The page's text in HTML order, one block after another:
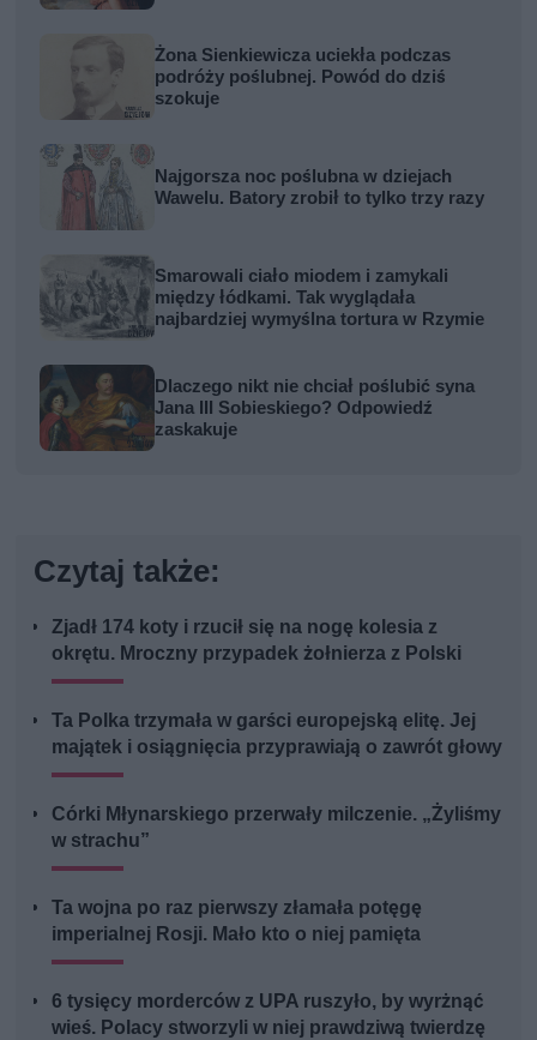
Żona Sienkiewicza uciekła podczas
podróży poślubnej. Powód do dziś
szokuje
Najgorsza noc poślubna w dziejach
Wawelu. Batory zrobił to tylko trzy razy
Smarowali ciało miodem i zamykali
między łódkami. Tak wyglądała
najbardziej wymyślna tortura w Rzymie
Dlaczego nikt nie chciał poślubić syna
Jana III Sobieskiego? Odpowiedź
zaskakuje
Czytaj także:
Zjadł 174 koty i rzucił się na nogę kolesia z
okrętu. Mroczny przypadek żołnierza z Polski
Ta Polka trzymała w garści europejską elitę. Jej
majątek i osiągnięcia przyprawiają o zawrót głowy
Córki Młynarskiego przerwały milczenie. „Żyliśmy
w strachu”
Ta wojna po raz pierwszy złamała potęgę
imperialnej Rosji. Mało kto o niej pamięta
6 tysięcy morderców z UPA ruszyło, by wyrżnąć
wieś. Polacy stworzyli w niej prawdziwą twierdzę